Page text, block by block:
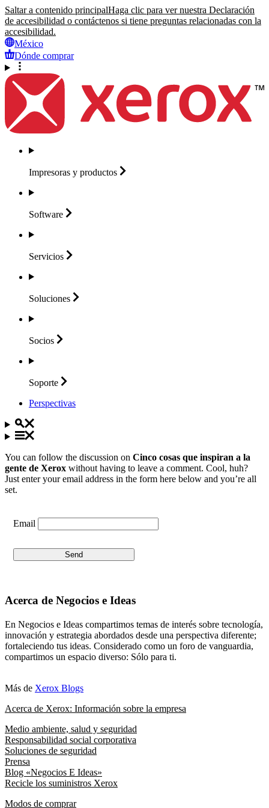
Saltar a contenido principalHaga clic para ver nuestra Declaración
de accesibilidad o contáctenos si tiene preguntas relacionadas con la
accesibilidad.
México
Dónde comprar
Impresoras y productos
Software
Servicios
Soluciones
Socios
Soporte
Perspectivas
You can follow the discussion on Cinco cosas que inspiran a la
gente de Xerox without having to leave a comment. Cool, huh?
Just enter your email address in the form here below and you’re all
set.
Email
Acerca de Negocios e Ideas
En Negocios e Ideas compartimos temas de interés sobre tecnología,
innovación y estrategia abordados desde una perspectiva diferente;
fortaleciendo tus ideas. Considerado como un foro de vanguardia,
compartimos un espacio diverso: Sólo para ti.
Más de Xerox Blogs
Acerca de Xerox: Información sobre la empresa
Medio ambiente, salud y seguridad
Responsabilidad social corporativa
Soluciones de seguridad
Prensa
Blog «Negocios E Ideas»
Recicle los suministros Xerox
Modos de comprar